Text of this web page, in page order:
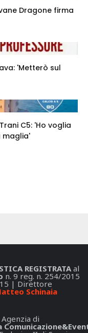
Dragone firma
'Metterò sul
C5: 'Ho voglia
maglia'
REGISTRATAal
n. 9 reg. n. 254/2015
| Direttore
Schinaia
di